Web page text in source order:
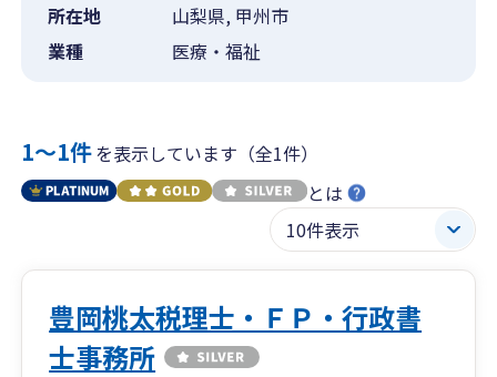
所在地
山梨県, 甲州市
業種
医療・福祉
1〜1件を表示しています（全1件）
とは
豊岡桃太税理士・ＦＰ・行政書
士事務所